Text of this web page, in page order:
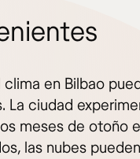
clima en Bilbao
La ciudad
meses de otoño
las nubes